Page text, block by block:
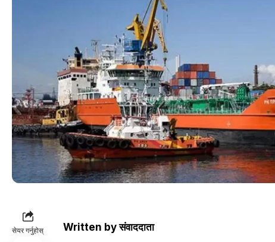
सेयर गर्नुहोस् Written by संवाददाता